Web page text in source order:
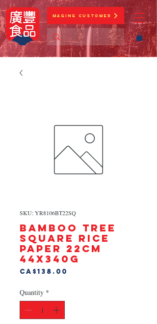
Maging Customer
SKU: YR8106BT22SQ
BAMBOO TREE
SQUARE RICE
PAPER 22CM
44X340g
CA$138.00
Quantity *